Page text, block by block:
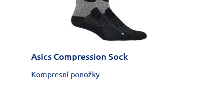
Asics Compression Sock
Kompresní ponožky